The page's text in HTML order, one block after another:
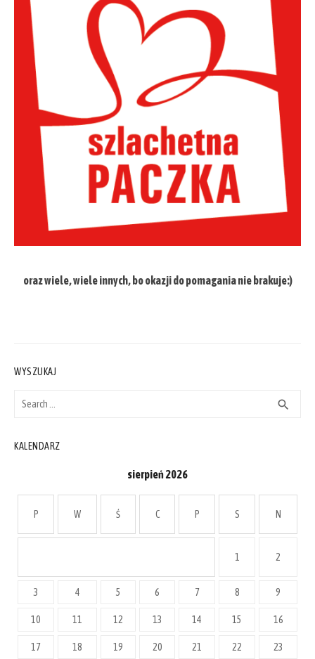
oraz wiele, wiele innych, bo okazji do pomagania nie brakuje:)
WYSZUKAJ
Search
search
KALENDARZ
sierpień 2026
P W Ś C P S N
1 2
3 4 5 6 7 8 9
10 11 12 13 14 15 16
17 18 19 20 21 22 23